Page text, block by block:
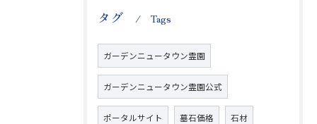
タグ Tags
ガーデンニュータウン霊園
ガーデンニュータウン霊園公式
ポータルサイト 墓石価格 石材